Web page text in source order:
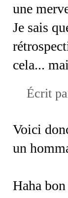
une
Je sais
cela...
Écrit
Voici
un
Haha